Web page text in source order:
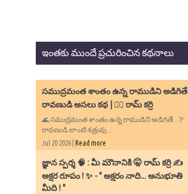
ఇంతకు ముందే ప్రచురించిన కథనాలు
సముద్రమంత శాంతం ఉన్న రాముడిని అడిగితే |
రావణుడి అసలు కథ | ✍🏻 రామ్ కర్రి
🌊 సముద్రమంత శాంతం ఉన్న రాముడిని అడిగితే...🏹
రావణుడి లాంటి శత్రువు...
Jul 20 2026 | Read more
​జ్ఞాన స్పర్శ 🧠 : మీ మౌనానికి 🤫 రామ్ కర్రి ✍️
అక్షర రూపం ! ✨ - ​" అక్షరం నాది... అనుభూతి
మీది ! "